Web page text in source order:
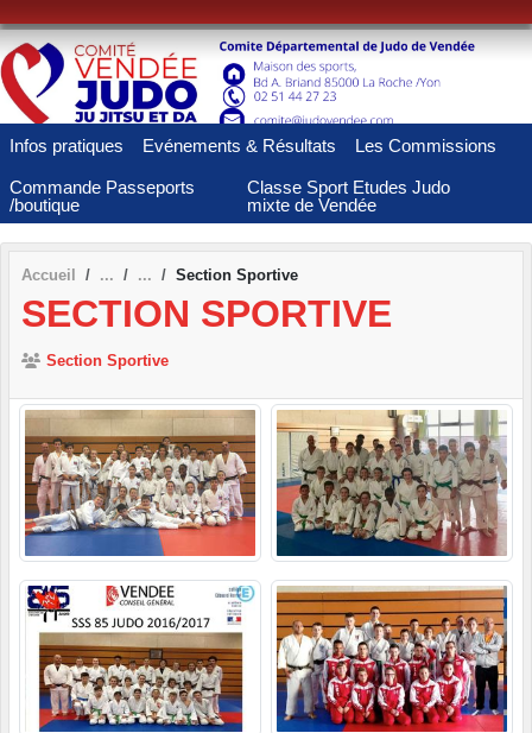
Infos pratiques Evénements & Résultats Les Commissions
Commande Passeports
/boutique
Classe Sport Etudes Judo
mixte de Vendée
Accueil Section Sportive
SECTION SPORTIVE
Section Sportive